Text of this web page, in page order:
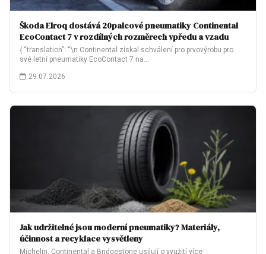
Škoda Elroq dostává 20palcové pneumatiky Continental
EcoContact 7 v rozdílných rozměrech vpředu a vzadu
{ “translation”: “\n Continental získal schválení pro prvovýrobu pro
své letní pneumatiky EcoContact 7 na…
29.07.2026
Jak udržitelné jsou moderní pneumatiky? Materiály,
účinnost a recyklace vysvětleny
Michelin, Continental a Bridgestone usilují o využití více